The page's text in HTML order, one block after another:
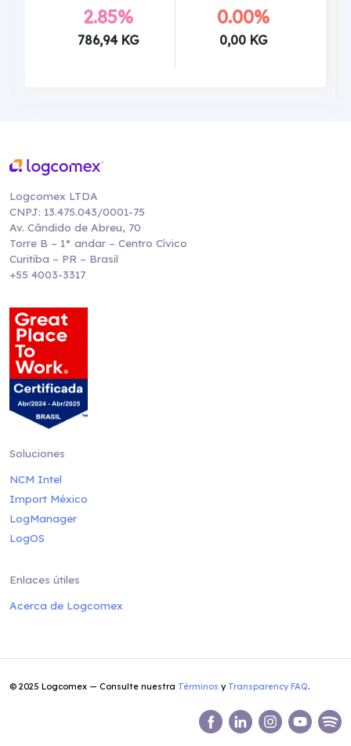
2.85%
786,94 KG
0.00%
0,00 KG
Logcomex LTDA
CNPJ: 13.475.043/0001-75
Av. Cândido de Abreu, 70
Torre B – 1° andar – Centro Cívico
Curitiba – PR – Brasil
+55 4003-3317
Soluciones
NCM Intel
Import México
LogManager
LogOS
Enlaces útiles
Acerca de Logcomex
© 2025 Logcomex — Consulte nuestra Términos y Transparency FAQ.